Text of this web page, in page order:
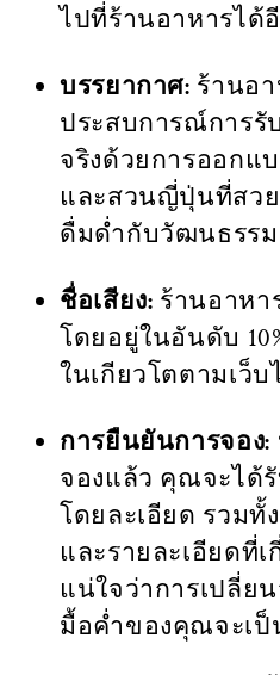
ไปที่ร้านอาหารได้
บรรยากาศ: ร้านอ
ประสบการณ์การรั
จริงด้วยการออก
และสวนญี่ปุ่นที่สว
ดื่มด่ำกับวัฒนธรร
ชื่อเสียง: ร้านอาห
โดยอยู่ในอันดับ
ในเกียวโตตามเว็
การยืนยันการจอง:
จองแล้ว คุณจะได้
โดยละเอียด รวมทั้
และรายละเอียดที่
แน่ใจว่าการเปลี่ย
มื้อค่ำของคุณจะเป็